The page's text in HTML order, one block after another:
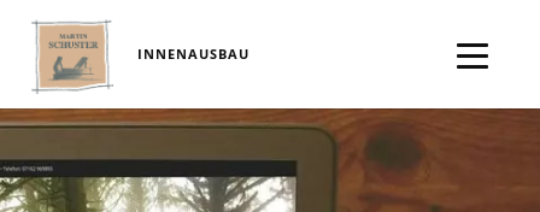
INNENAUSBAU